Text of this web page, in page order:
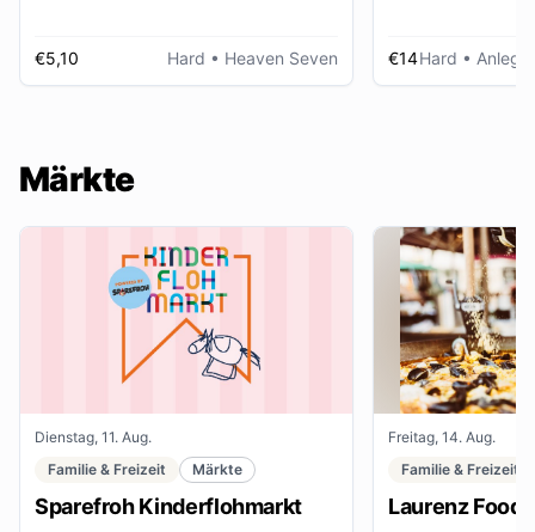
€5,10 Hard • Heaven Seven €14Hard •
Märkte
Dienstag, 11. Aug.
Familie & Freizeit
Märkte
Sparefroh Kinderflohmarkt
Freitag, 14. Aug.
Familie & Freizeit
Laurenz Food